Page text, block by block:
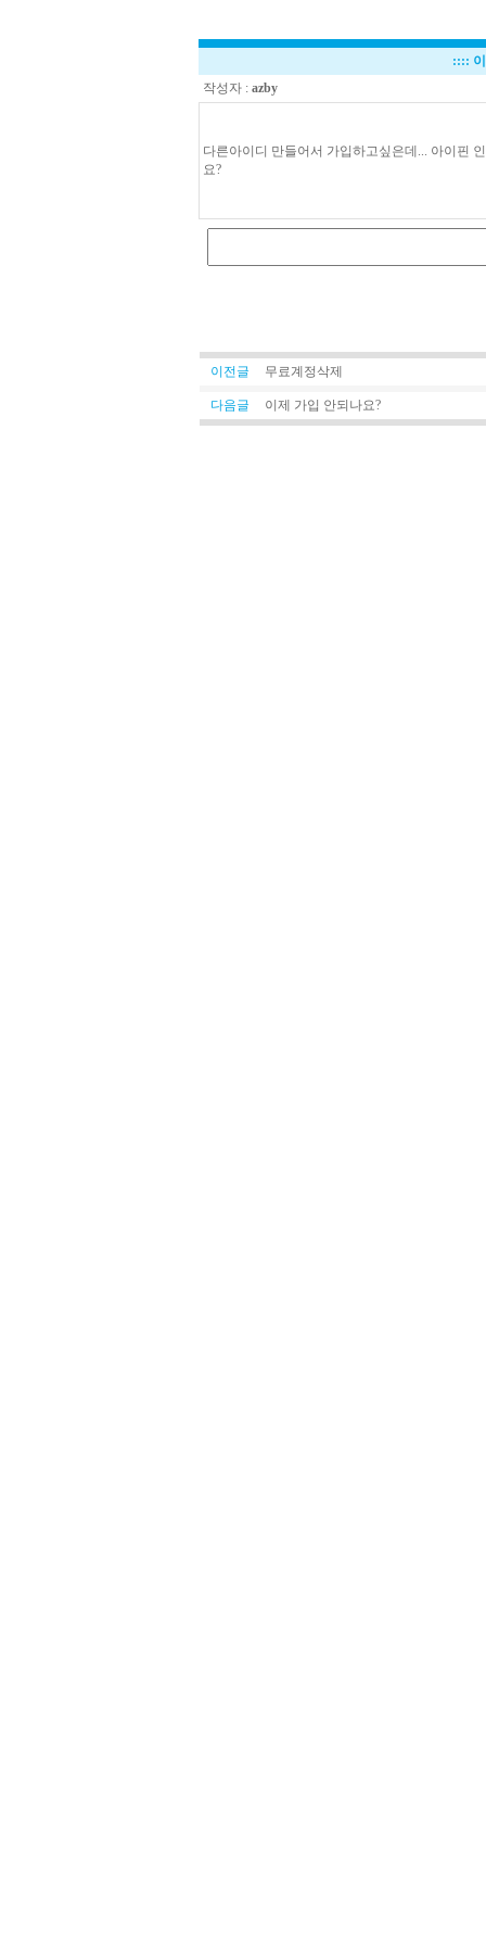
::::
작성자 : azby
다른아이디 만들어서 가입하고싶은데... 아이핀
요?
이전글 무료계정삭제
다음글 이제 가입 안되나요?